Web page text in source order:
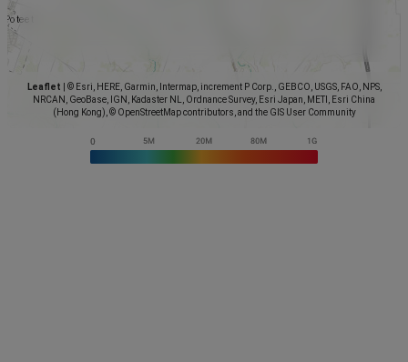
Leaflet
© Esri, HERE, Garmin, Intermap, increment P Corp., GEBCO, USGS, FAO, NPS,
NRCAN, GeoBase, IGN, Kadaster NL, Ordnance Survey, Esri Japan, METI, Esri China
(Hong Kong), © OpenStreetMap contributors, and the GIS User Community